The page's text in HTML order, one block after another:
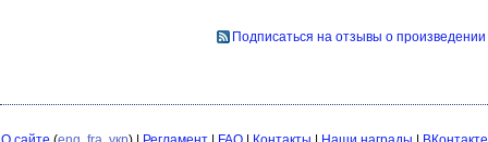
Подписаться на отзывы о произведении